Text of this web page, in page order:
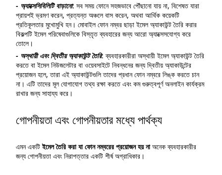
- অ্যাক্সেসিবিলিটি বাড়ানো: সব সময় ফোনে সহজভাবে পৌঁছানো যায় না, বিশেষত যারা
প্রায়শই ভ্রমণ করেন, প্রত্যন্ত অঞ্চলে বাস করেন, অথবা আর্থিক কয়েকটি
প্রতিকূলতার মুখোমুখি হন। মোবাইল ফোন নম্বর ছাড়া ইমেল অ্যাকাউন্ট তৈরি করার
বিকল্পটি ইমেল পরিষেবাগুলিকে বিস্তৃত ব্যবহারের জন্য আরো অ্যাক্সেসযোগ্য করে
তোলে।
- অস্থায়ী এবং দ্বিতীয় অ্যাকাউন্ট তৈরি: ব্যবহারকারীরা অস্থায়ী ইমেল অ্যাকাউন্ট তৈরি
করতে বা ইমেল নিউজলেটার বা ওয়েবসাইটে নিবন্ধনের জন্য দ্বিতীয় অ্যাকাউন্টের
প্রয়োজন হলে, তারা এই অ্যাকাউন্টগুলি তাদের প্রধান ফোন নম্বরে লিঙ্ক করতে চান
না। এটি তাদের মূল যোগাযোগ তথ্য রক্ষা করতে এবং কম গুরুত্বপূর্ণ অনলাইন কার্যক্রম
রাখার জন্য সাহায্য করে।
গোপনীয়তা এবং গোপনীয়তার মধ্যে পার্থক্য
এমন একটিইমেল তৈরি করা যা ফোন নম্বরের প্রয়োজন হয় নাঅনেক ব্যবহারকারীর
জন্য গোপনীয়তা এবং নিরাপত্তার একটি শীর্ষ অগ্রাধিকার।